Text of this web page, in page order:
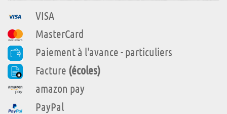
VISA
MasterCard
Paiement à l'avance - particuliers
Facture (écoles)
amazon pay
PayPal